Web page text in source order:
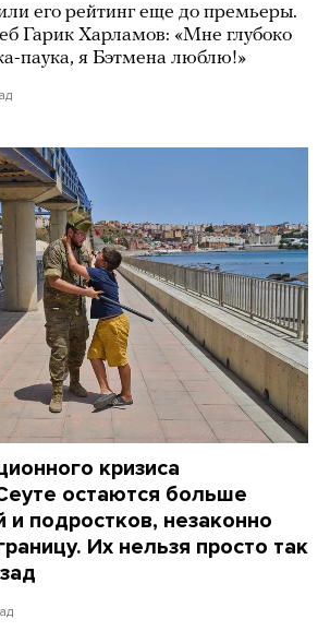
его рейтинг еще до премьеры.
Гарик Харламов: «Мне глубоко
паука, я Бэтмена люблю!»
кризиса
остаются больше
и подростков, незаконно
Их нельзя просто так